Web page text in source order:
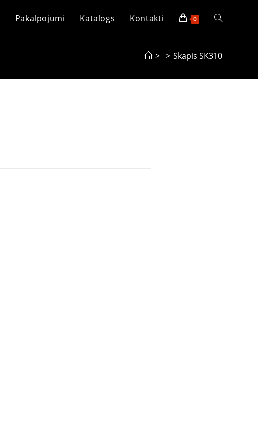
Pakalpojumi Katalogs Kontakti 0
> > Skapis SK310